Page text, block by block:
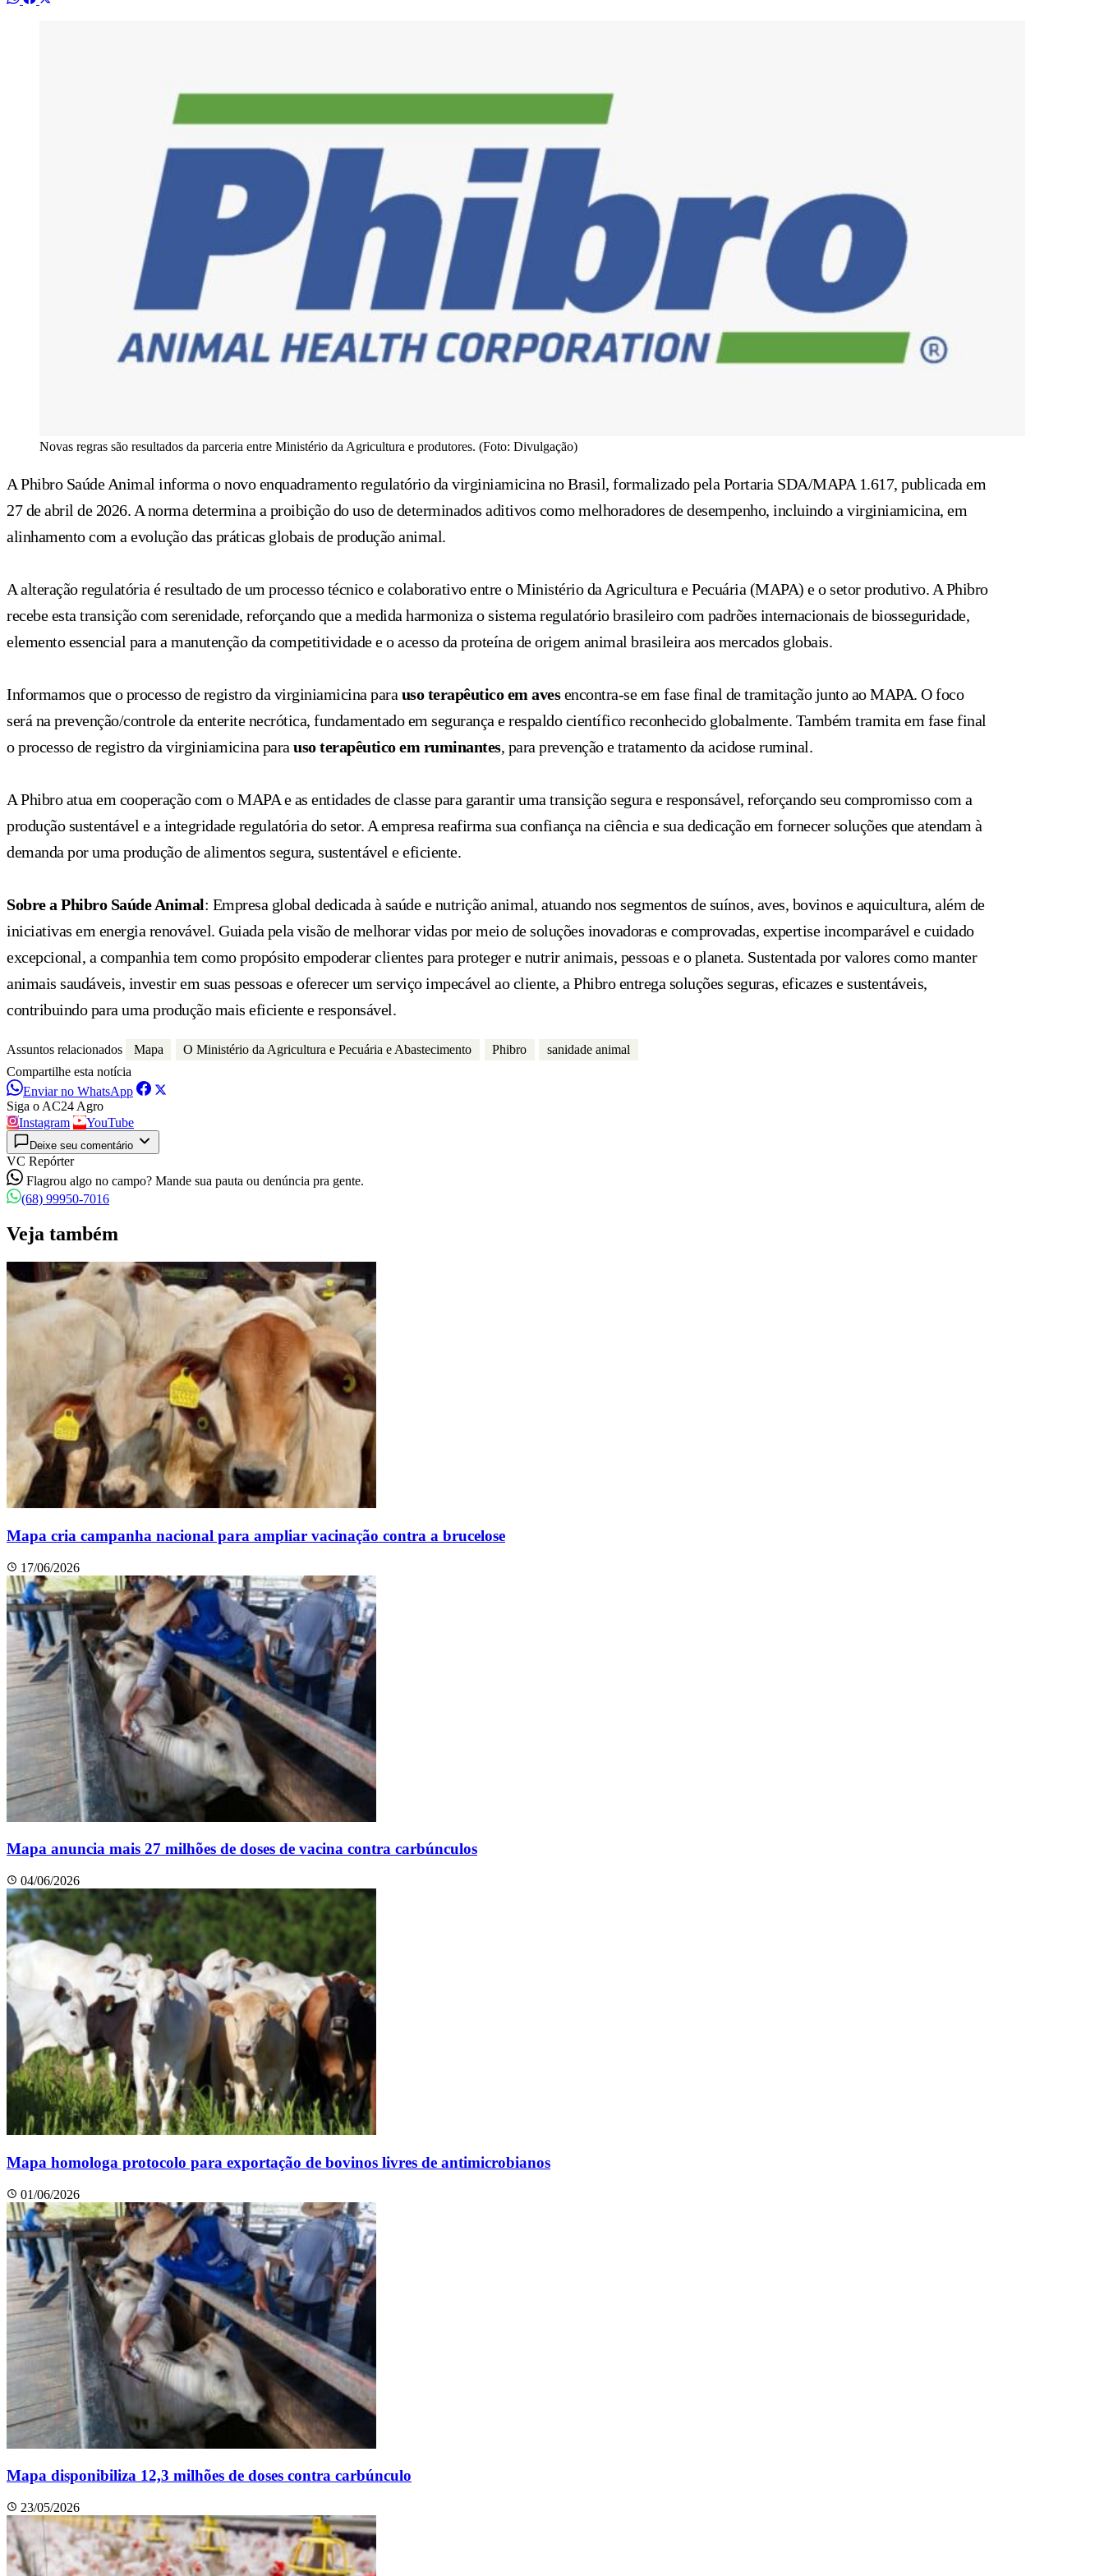
Novas regras são resultados da parceria entre Ministério da Agricultura e produtores. (Foto: Divulgação)
A Phibro Saúde Animal informa o novo enquadramento regulatório da virginiamicina no Brasil, formalizado pela Portaria SDA/MAPA 1.617, publicada em
27 de abril de 2026. A norma determina a proibição do uso de determinados aditivos como melhoradores de desempenho, incluindo a virginiamicina, em
alinhamento com a evolução das práticas globais de produção animal.
A alteração regulatória é resultado de um processo técnico e colaborativo entre o Ministério da Agricultura e Pecuária (MAPA) e o setor produtivo. A Phibro
recebe esta transição com serenidade, reforçando que a medida harmoniza o sistema regulatório brasileiro com padrões internacionais de biosseguridade,
elemento essencial para a manutenção da competitividade e o acesso da proteína de origem animal brasileira aos mercados globais.
Informamos que o processo de registro da virginiamicina para uso terapêutico em avesencontra-se em fase final de tramitação junto ao MAPA. O foco
será na prevenção/controle da enterite necrótica, fundamentado em segurança e respaldo científico reconhecido globalmente. Também tramita em fase final
o processo de registro da virginiamicina para uso terapêutico em ruminantes, para prevenção e tratamento da acidose ruminal.
A Phibro atua em cooperação com o MAPA e as entidades de classe para garantir uma transição segura e responsável, reforçando seu compromisso com a
produção sustentável e a integridade regulatória do setor. A empresa reafirma sua confiança na ciência e sua dedicação em fornecer soluções que atendam à
demanda por uma produção de alimentos segura, sustentável e eficiente.
Sobre a Phibro Saúde Animal: Empresa global dedicada à saúde e nutrição animal, atuando nos segmentos de suínos, aves, bovinos e aquicultura, além de
iniciativas em energia renovável. Guiada pela visão de melhorar vidas por meio de soluções inovadoras e comprovadas, expertise incomparável e cuidado
excepcional, a companhia tem como propósito empoderar clientes para proteger e nutrir animais, pessoas e o planeta. Sustentada por valores como manter
animais saudáveis, investir em suas pessoas e oferecer um serviço impecável ao cliente, a Phibro entrega soluções seguras, eficazes e sustentáveis,
contribuindo para uma produção mais eficiente e responsável.
Assuntos relacionados Mapa O Ministério da Agricultura e Pecuária e Abastecimento Phibro
sanidade animal
Compartilhe esta notícia
Enviar no WhatsApp
Siga o AC24 Agro
Instagram
YouTube
Deixe seu comentário
VC Repórter
Flagrou algo no campo? Mande sua pauta ou denúncia pra gente.
(68) 99950-7016
Veja também
Mapa cria campanha nacional para ampliar vacinação contra a brucelose
17/06/2026
Mapa anuncia mais 27 milhões de doses de vacina contra carbúnculos
04/06/2026
Mapa homologa protocolo para exportação de bovinos livres de antimicrobianos
01/06/2026
Mapa disponibiliza 12,3 milhões de doses contra carbúnculo
23/05/2026